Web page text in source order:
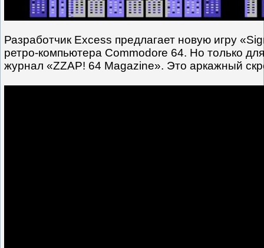
Разработчик Excess предлагает новую игру
ретро-компьютера Commodore 64. Но только
журнал «ZZAP! 64 Magazine». Это аркажный